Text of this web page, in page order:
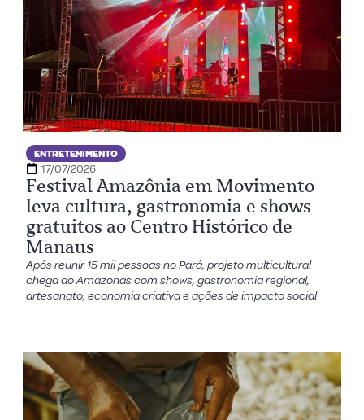
ENTRETENIMENTO
17/07/2026
Festival Amazônia em Movimento
leva cultura, gastronomia e shows
gratuitos ao Centro Histórico de
Manaus
Após reunir 15 mil pessoas no Pará, projeto multicultural
chega ao Amazonas com shows, gastronomia regional,
artesanato, economia criativa e ações de impacto social